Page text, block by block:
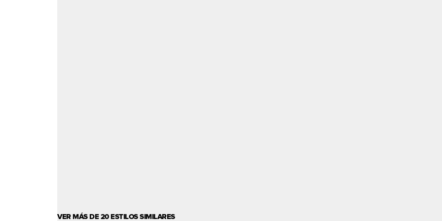
VER MÁS DE 20 ESTILOS SIMILARES